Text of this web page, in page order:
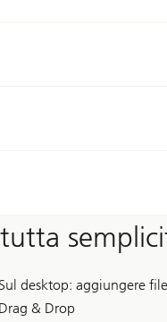
Sul desktop: aggiungere
Drag & Drop